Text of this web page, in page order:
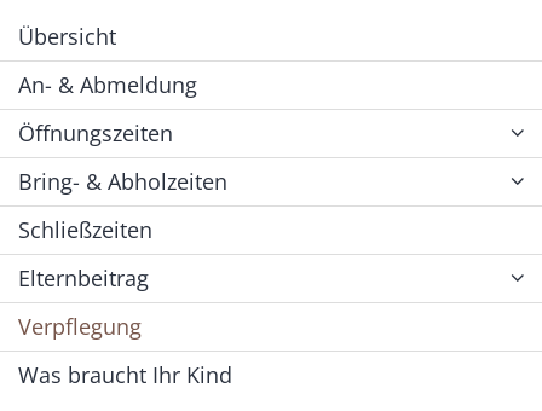
Übersicht
An- & Abmeldung
Öffnungszeiten
Bring- & Abholzeiten
Schließzeiten
Elternbeitrag
Verpflegung
Was braucht Ihr Kind